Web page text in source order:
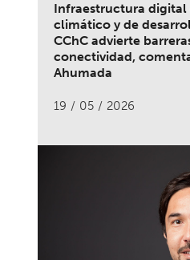
Infraestructura digital
climático y de
CChC advierte
conectividad,
Ahumada
19 / 05 / 2026